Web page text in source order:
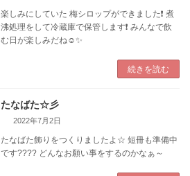
楽しみにしていた 梅シロップができました❗ 煮
沸処理をして冷蔵庫で保管します❗ みんなで飲
む日が楽しみだね☺️✨
続きを読む
たなばた☆彡
2022年7月2日
たなばた飾りをつくりましたよ☆ 短冊も準備中
です???? どんなお願い事をするのかなぁ～